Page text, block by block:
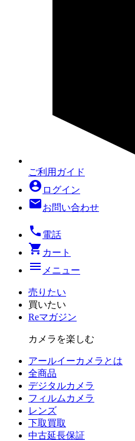
ご利用ガイド
account_circle ログイン
mailお問い合わせ
local_phone 電話
shopping_cart カート
menu メニュー
売りたい
買いたい
Reマガジン
カメラを楽しむ
アールイーカメラとは
全商品
デジタルカメラ
フィルム カメラ
レンズ
下取買取
中古延長保証